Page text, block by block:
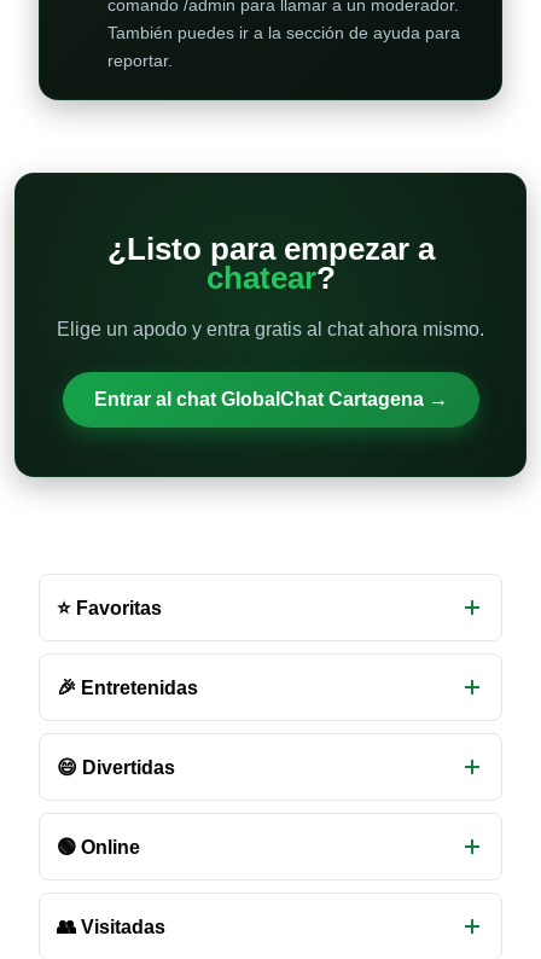
comando /admin para llamar a un moderador.
También puedes ir a la sección de ayuda para
reportar.
¿Listo para empezar a
chatear?
Elige un apodo y entra gratis al chat ahora mismo.
Entrar al chat GlobalChat Cartagena →
de
chat
disponibles
⭐ Favoritas
🎉 Entretenidas
😄 Divertidas
🟢 Online
👥 Visitadas